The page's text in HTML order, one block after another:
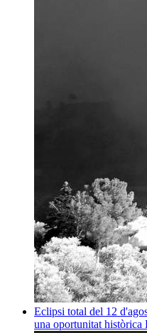
Eclipsi total del 12
una oportunitat històrica